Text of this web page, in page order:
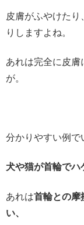
皮膚がふやけた
りしますよね。
あれは完全に皮膚
が。
分かりやすい例で
犬や猫が首輪でハ
あれは首輪との摩
い、